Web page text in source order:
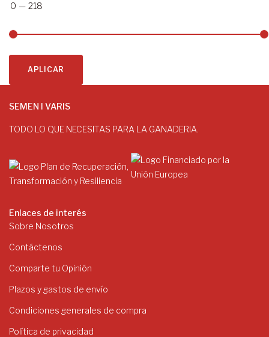
0 — 218
APLICAR
SEMEN I VARIS
TODO LO QUE NECESITAS PARA LA GANADERIA.
Enlaces de interés
Sobre Nosotros
Contáctenos
Comparte tu Opinión
Plazos y gastos de envío
Condiciones generales de compra
Política de privacidad